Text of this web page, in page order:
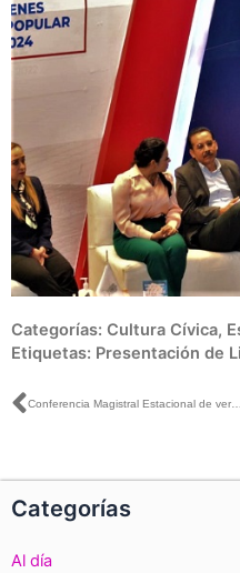
Categorías: Cultura Cívica,
Etiquetas: Presentación de
Ant Conferencia Magistral Estacional de verano 2022. «Democracia y Movimientos Sociales”.
Categorías
Al día